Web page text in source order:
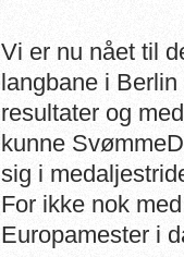
Vi er nu nået til
langbane i
resultater og
kunne
sig i
For ikke nok
Europamester i